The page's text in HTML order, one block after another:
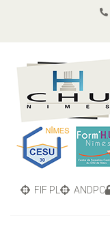
FIF PL ANDPC